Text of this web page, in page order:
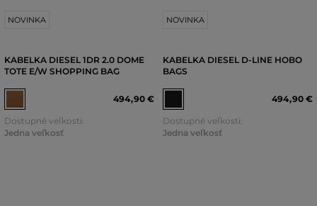
NOVINKA
KABELKA DIESEL 1DR 2.0 DOME
TOTE E/W SHOPPING BAG
494,90 €
Dostupné veľkosti:
Jedna veľkosť
NOVINKA
KABELKA DIESEL D-LINE HOBO
BAGS
494,90 €
Dostupné veľkosti:
Jedna veľkosť